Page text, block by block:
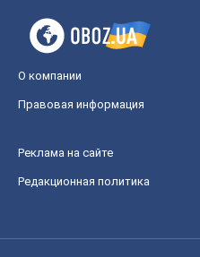
О компании
Правовая информация
Реклама на сайте
Редакционная политика